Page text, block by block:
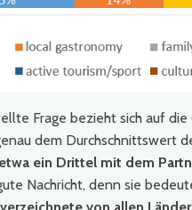
Frage bezieht sich auf
dem Durchschnittswert
ein Drittel mit dem
Nachricht, denn sie
von allen